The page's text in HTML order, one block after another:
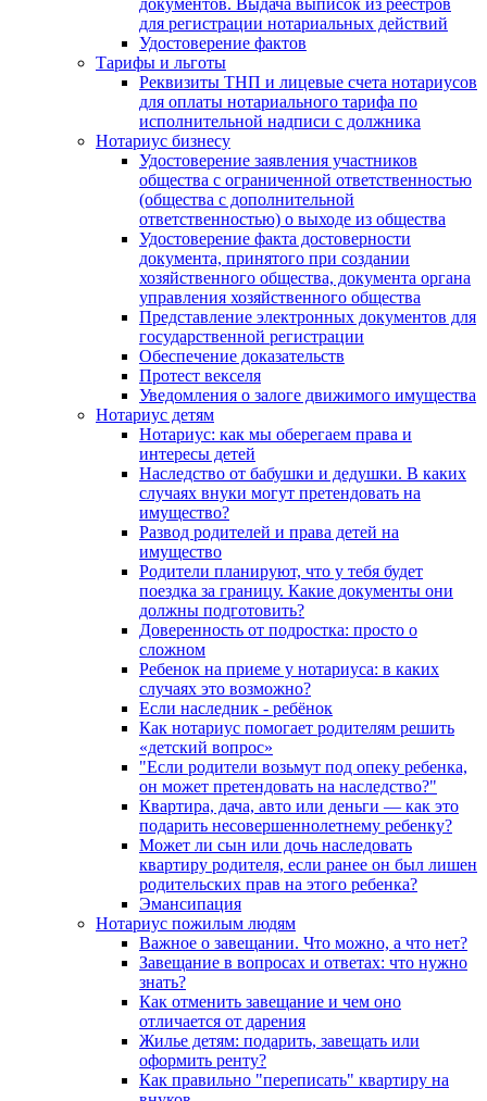
документов. Выдача выписок из реестров
для регистрации нотариальных действий
Удостоверение фактов
Тарифы и льготы
Реквизиты ТНП и лицевые счета нотариусов
для оплаты нотариального тарифа по
исполнительной надписи с должника
Нотариус бизнесу
Удостоверение заявления участников
общества с ограниченной ответственностью
(общества с дополнительной
ответственностью) о выходе из общества
Удостоверение факта достоверности
документа, принятого при создании
хозяйственного общества, документа органа
управления хозяйственного общества
Представление электронных документов для
государственной регистрации
Обеспечение доказательств
Протест векселя
Уведомления о залоге движимого имущества
Нотариус детям
Нотариус: как мы оберегаем права и
интересы детей
Наследство от бабушки и дедушки. В каких
случаях внуки могут претендовать на
имущество?
Развод родителей и права детей на
имущество
Родители планируют, что у тебя будет
поездка за границу. Какие документы они
должны подготовить?
Доверенность от подростка: просто о
сложном
Ребенок на приеме у нотариуса: в каких
случаях это возможно?
Если наследник - ребёнок
Как нотариус помогает родителям решить
«детский вопрос»
"Если родители возьмут под опеку ребенка,
он может претендовать на наследство?"
Квартира, дача, авто или деньги — как это
подарить несовершеннолетнему ребенку?
Может ли сын или дочь наследовать
квартиру родителя, если ранее он был лишен
родительских прав на этого ребенка?
Эмансипация
Нотариус пожилым людям
Важное о завещании. Что можно, а что нет?
Завещание в вопросах и ответах: что нужно
знать?
Как отменить завещание и чем оно
отличается от дарения
Жилье детям: подарить, завещать или
оформить ренту?
Как правильно "переписать" квартиру на